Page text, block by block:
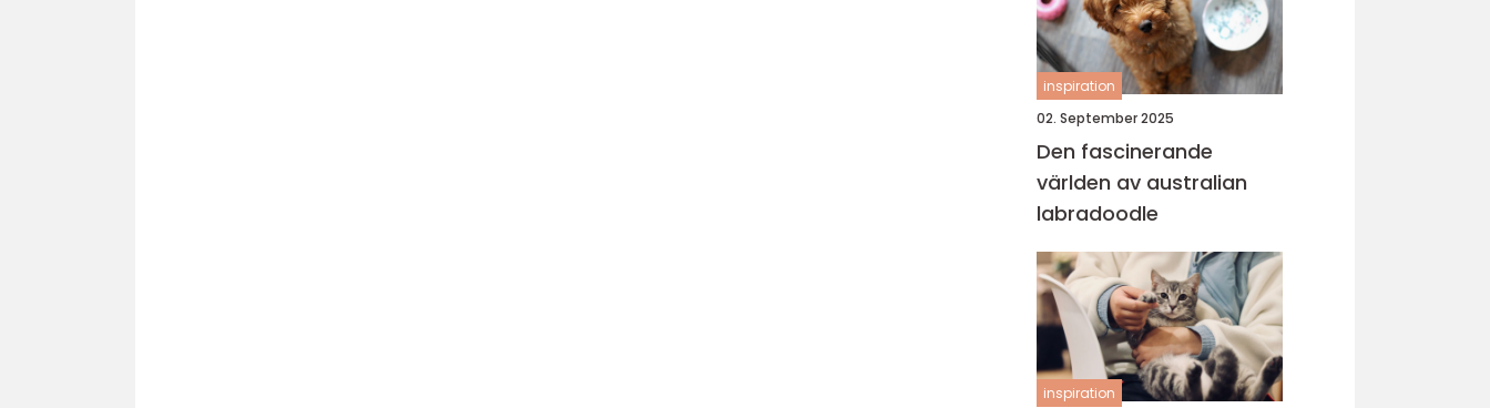
inspiration
02. September 2025
Den fascinerande
världen av australian
labradoodle
inspiration